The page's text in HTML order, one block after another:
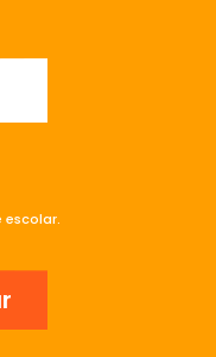
escolar.